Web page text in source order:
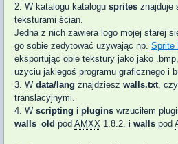
2. W katalogu katalogu sprites znajduje
teksturami ścian.
Jedna z nich zawiera logo mojej starej
go sobie zedytować używając np. Sprite
eksportując obie tekstury jako jako
użyciu jakiegoś programu graficznego i
3. W data/lang znajdziesz walls.txt,
translacyjnymi.
4. W scripting i plugins wrzuciłem
walls_old pod AMXX 1.8.2. i walls pod